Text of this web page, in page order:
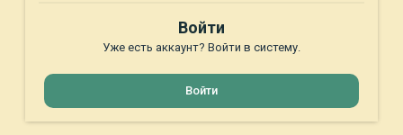
Войти
Уже есть аккаунт? Войти в систему.
Войти